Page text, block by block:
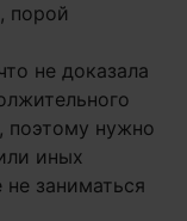
порой
не доказала
поэтому нужно
иных
заниматься